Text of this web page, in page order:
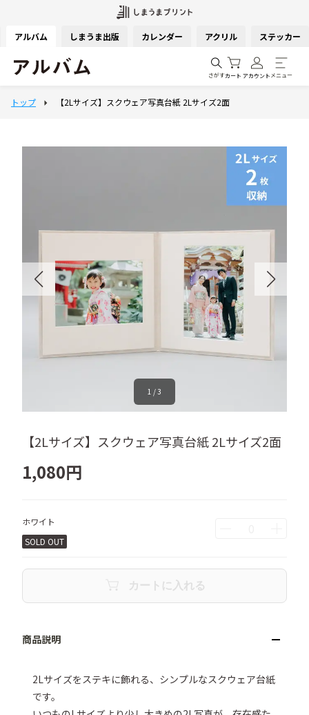
アルバム しまうま出版 カレンダー アクリル ステッカー
さがすカート アカウント メニュー
1 /3
【2Lサイズ】スクウェア写真台紙 2Lサイズ2面
1,080円
ホワイト
SOLD OUT
カートに入れる
2Lサイズをステキに飾れる、シンプルなスクウェア台紙
です。